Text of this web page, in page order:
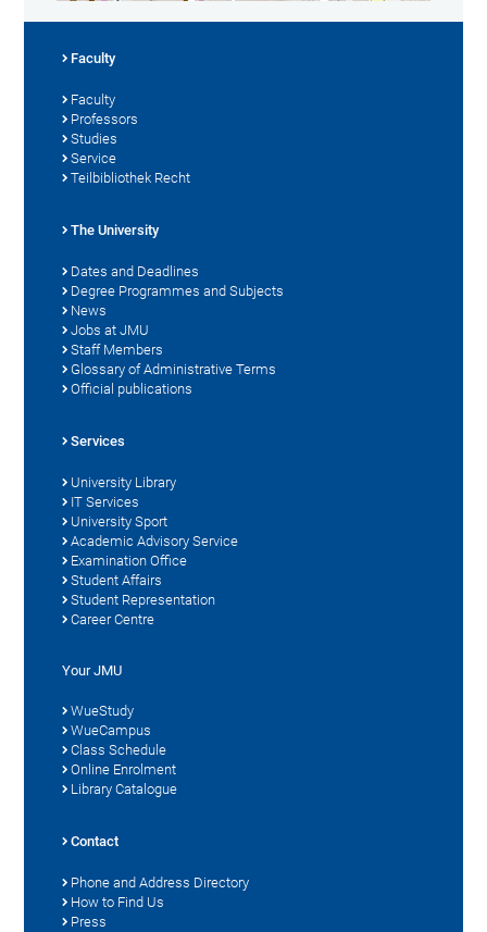
Faculty
Faculty
Professors
Studies
Service
Teilbibliothek Recht
The University
Dates and Deadlines
Degree Programmes and Subjects
News
Jobs at JMU
Staff Members
Glossary of Administrative Terms
Official publications
Services
University Library
IT Services
University Sport
Academic Advisory Service
Examination Office
Student Affairs
Student Representation
Career Centre
Your JMU
WueStudy
WueCampus
Class Schedule
Online Enrolment
Library Catalogue
Contact
Phone and Address Directory
How to Find Us
Press